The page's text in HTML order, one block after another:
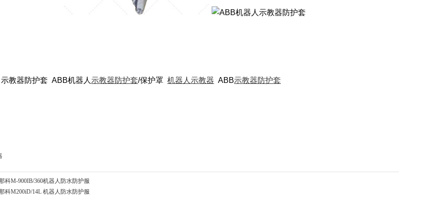
教器防护套 ABB机器人 示教器防护套/保护罩机器人示教器 ABB示教器防护套
科M-900IB/360机器人防水防护服
科M200iD/14L 机器人防水防护服